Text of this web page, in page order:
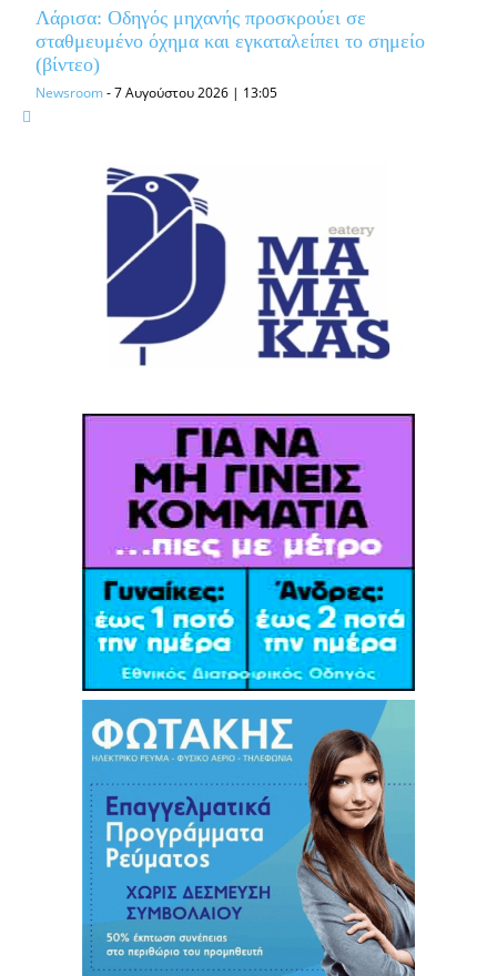
Λάρισα: Οδηγός μηχανής προσκρούει σε
σταθμευμένο όχημα και εγκαταλείπει το σημείο
(βίντεο)
Newsroom-7 Αυγούστου 2026 | 13:05